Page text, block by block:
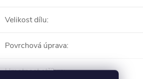
Velikost dílu:
Povrchová úprava:
Hmotnost stříbra: